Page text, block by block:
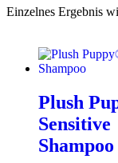
Einzelnes Ergebnis
Plush
Sensitive
Shampoo